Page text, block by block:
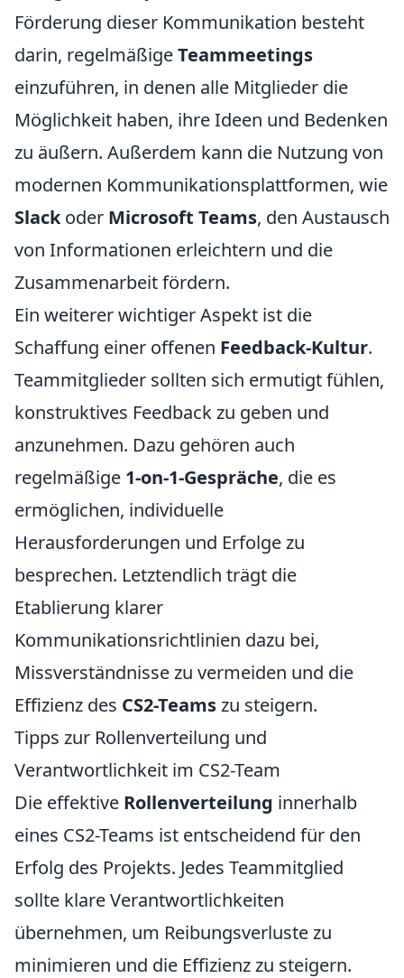
Förderung dieser Kommunikation besteht
darin, regelmäßigeTeammeetings
einzuführen, in denen alle Mitglieder die
Möglichkeit haben, ihre Ideen und Bedenken
zu äußern. Außerdem kann die Nutzung von
modernen Kommunikationsplattformen, wie
Slackoder Microsoft Teams, den Austausch
von Informationen erleichtern und die
Zusammenarbeit fördern.
Ein weiterer wichtiger Aspekt ist die
Schaffung einer offenen Feedback-Kultur.
Teammitglieder sollten sich ermutigt fühlen,
konstruktives Feedback zu geben und
anzunehmen. Dazu gehören auch
regelmäßige 1-on-1-Gespräche, die es
ermöglichen, individuelle
Herausforderungen und Erfolge zu
besprechen. Letztendlich trägt die
Etablierung klarer
Kommunikationsrichtlinien dazu bei,
Missverständnisse zu vermeiden und die
Effizienz des CS2-Teamszu steigern.
Tipps zur Rollenverteilung und
Verantwortlichkeit im CS2-Team
Die effektive Rollenverteilung innerhalb
eines CS2-Teams ist entscheidend für den
Erfolg des Projekts. Jedes Teammitglied
sollte klare Verantwortlichkeiten
übernehmen, um Reibungsverluste zu
minimieren und die Effizienz zu steigern.